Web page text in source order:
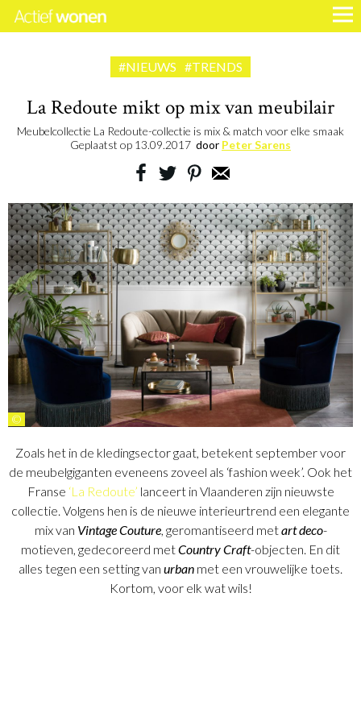
#NIEUWS #TRENDS
La Redoute mikt op mix van meubilair
Meubelcollectie La Redoute-collectie is mix & match voor elke smaak
Geplaatst op 13.09.2017 door Peter Sarens
©
Zoals het in de kledingsector gaat, betekent september voor
de meubelgiganten eveneens zoveel als ‘fashion week’. Ook het
Franse ‘La Redoute’ lanceert in Vlaanderen zijn nieuwste
collectie. Volgens hen is de nieuwe interieurtrend een elegante
mix van Vintage Couture, geromantiseerd metart deco-
motieven, gedecoreerd metCountry Craft-objecten. En dit
alles tegen een setting van urban met een vrouwelijke toets.
Kortom, voor elk wat wils!